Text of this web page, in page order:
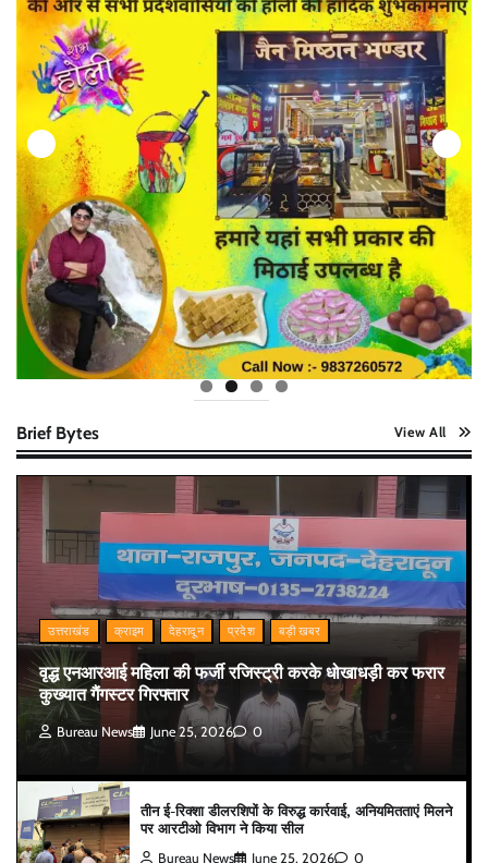
Brief Bytes View All
उत्तराखंड क्राइम देहरादून प्रदेश बड़ी खबर
वृद्ध एनआरआई महिला की फर्जी रजिस्ट्री करके धोखाधड़ी कर फरार
कुख्यात गैंगस्टर गिरफ्तार
Bureau News June 25, 2026 0
तीन ई-रिक्शा डीलरशिपों के विरुद्ध कार्रवाई, अनियमितताएं मिलने
पर आरटीओ विभाग ने किया सील
Bureau News June 25, 2026 0